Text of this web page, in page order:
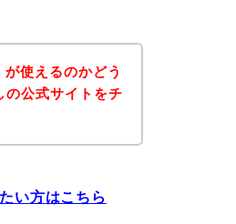
使えるのかどう
の公式サイトをチ
い方はこちら